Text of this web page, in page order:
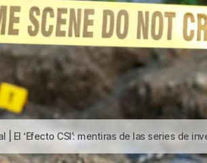
CSI’: mentiras de las series de investigación